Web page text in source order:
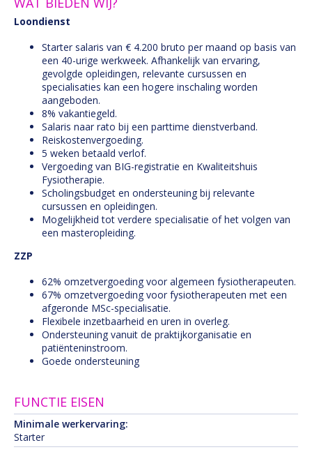
Loondienst
Starter salaris van € 4.200 bruto per maand op basis van
een 40-urige werkweek. Afhankelijk van ervaring,
gevolgde opleidingen, relevante cursussen en
specialisaties kan een hogere inschaling worden
aangeboden.
8% vakantiegeld.
Salaris naar rato bij een parttime dienstverband.
Reiskostenvergoeding.
5 weken betaald verlof.
Vergoeding van BIG-registratie en Kwaliteitshuis
Fysiotherapie.
Scholingsbudget en ondersteuning bij relevante
cursussen en opleidingen.
Mogelijkheid tot verdere specialisatie of het volgen van
een masteropleiding.
ZZP
62% omzetvergoeding voor algemeen fysiotherapeuten.
67% omzetvergoeding voor fysiotherapeuten met een
afgeronde MSc-specialisatie.
Flexibele inzetbaarheid en uren in overleg.
Ondersteuning vanuit de praktijkorganisatie en
patiënteninstroom.
Goede ondersteuning
FUNCTIE EISEN
Minimale werkervaring:
Starter